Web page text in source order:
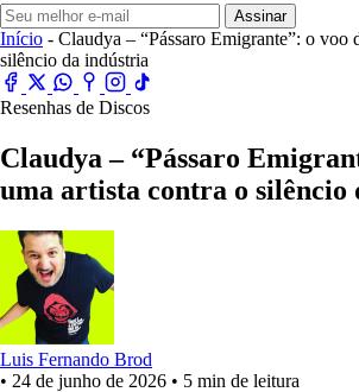
Assinar
Início - Claudya – “Pássaro Emigrante”: o voo
silêncio da indústria
Resenhas de Discos
Claudya – “Pássaro
uma artista contra o silêncio
Luis Fernando Brod
• 24 de junho de 2026 • 5 min de leitura